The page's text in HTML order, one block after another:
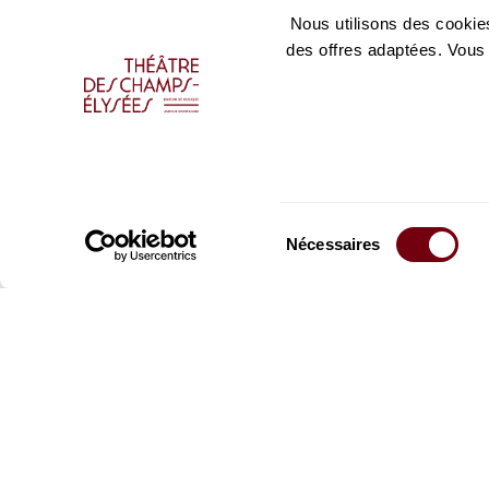
Nous utilisons des
des offres adaptées.
Nécessaires